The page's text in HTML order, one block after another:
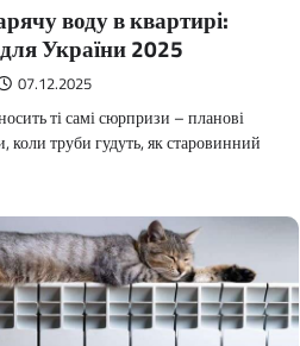
воду в квартирі:
України 2025
07.12.2025
ті самі сюрпризи – планові
коли труби гудуть, як старовинний